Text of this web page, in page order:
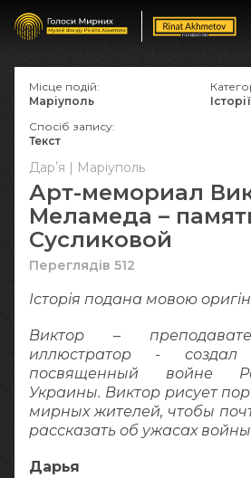
Дарʼя | Маріуполь
Арт-мемориал
Меламеда –
Сусликовой
Переглядів 512
Історія подана мовою
Виктор –
иллюстратор - создал
посвященный войне
Украины. Виктор рисует
мирных жителей, чтобы
рассказать об ужасах
Дарья
Місце подій:
Маріуполь
Спосіб запису:
Текст